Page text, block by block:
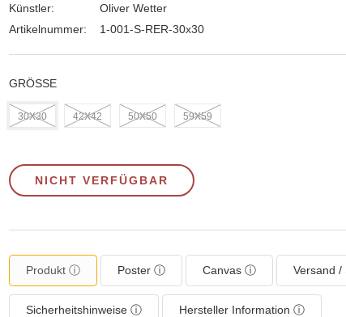
Künstler:
Oliver Wetter
Artikelnummer:
1-001-S-RER-30x30
GRÖSSE
30X30 42X42 50X50 59X59
NICHT VERFÜGBAR
Produkt ⓘ Poster ⓘ Canvas ⓘ Versand
Sicherheitshinweise ⓘ Hersteller Information ⓘ